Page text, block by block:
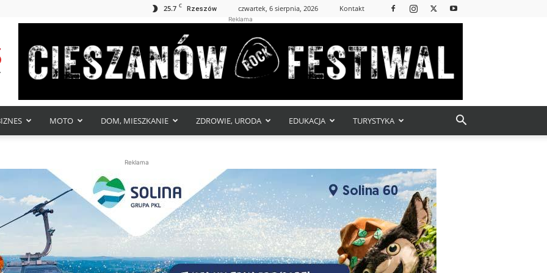
25.7 C Rzeszów czwartek, 6 sierpnia, 2026 Kontakt
Reklama
MOTO DOM, MIESZKANIE ZDROWIE, URODA EDUKACJA TURYSTYKA
Reklama